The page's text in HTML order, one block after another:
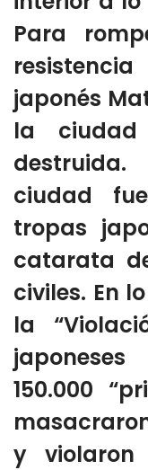
Para
japonés
la
ciudad
tropas
catarata
civiles. En
la
150.000
y violaron